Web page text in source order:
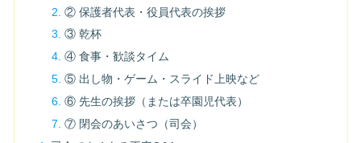
② 保護者代表・役員代表の挨拶
③ 乾杯
④ 食事・歓談タイム
⑤ 出し物・ゲーム・スライド上映など
⑥ 先生の挨拶（または卒園児代表）
⑦ 閉会のあいさつ（司会）